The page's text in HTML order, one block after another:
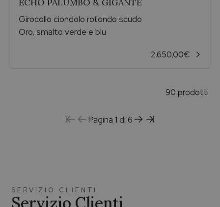
Girocollo ciondolo rotondo scudo
Oro, smalto verde e blu
2.650,00€
Pagina 1 di 6
90 prodotti
SERVIZIO CLIENTI
Servizio Clienti